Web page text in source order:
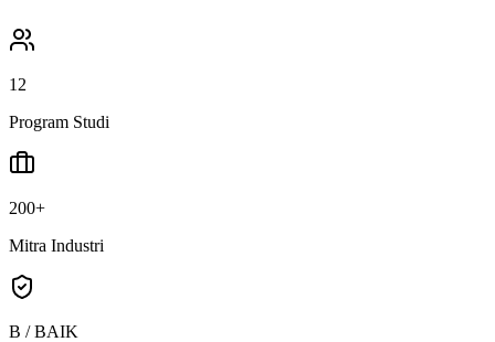
12
Program Studi
200+
Mitra Industri
B / BAIK